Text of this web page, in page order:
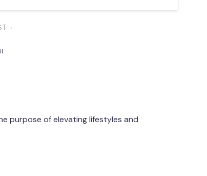
›
purpose of elevating lifestyles and